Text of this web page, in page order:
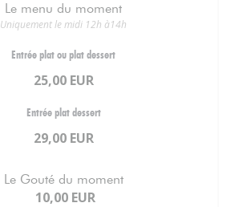
Le menu du moment
Uniquement le midi 12h à14h
Entrée plat ou plat dessert
25,00 EUR
Entrée plat dessert
29,00 EUR
Le Gouté du moment
10,00 EUR